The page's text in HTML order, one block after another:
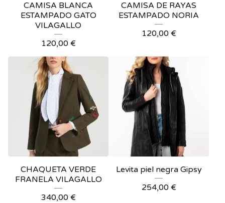
CAMISA BLANCA
ESTAMPADO GATO
VILAGALLO
120,00 €
CAMISA DE RAYAS
ESTAMPADO NORIA
120,00 €
CHAQUETA VERDE
FRANELA VILAGALLO
340,00 €
Levita piel negra Gipsy
254,00 €